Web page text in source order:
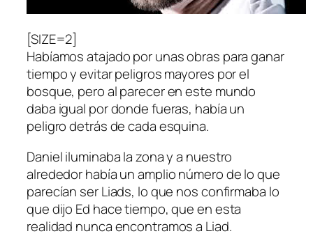
[SIZE=2]
Habíamos atajado por unas obras para ganar
tiempo y evitar peligros mayores por el
bosque, pero al parecer en este mundo
daba igual por donde fueras, había un
peligro detrás de cada esquina.
Daniel iluminaba la zona y a nuestro
alrededor había un amplio número de lo que
parecían ser Liads, lo que nos confirmaba lo
que dijo Ed hace tiempo, que en esta
realidad nunca encontramos a Liad.